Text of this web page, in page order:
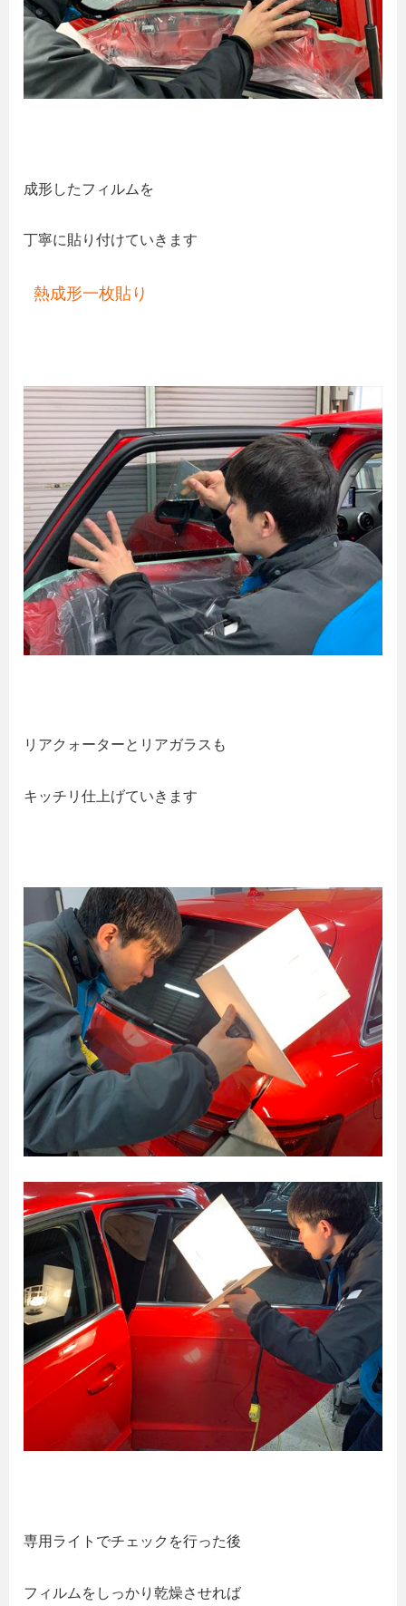
成形したフィルムを
丁寧に貼り付けていきます
熱成形一枚貼り
リアクォーターとリアガラスも
キッチリ仕上げていきます
専用ライトでチェックを行った後
フィルムをしっかり乾燥させれば